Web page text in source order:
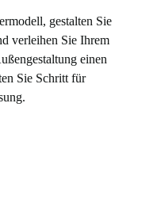
gestalten Sie
verleihen Sie Ihrem
einen
Sie Schritt für